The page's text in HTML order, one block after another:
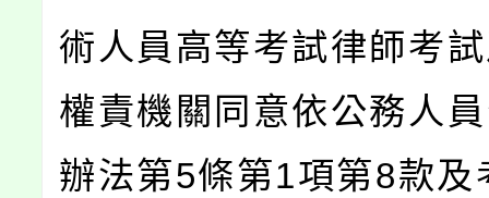
術人員高等考試律師考
權責機關同意依公務人
辦法第5條第1項第8款及